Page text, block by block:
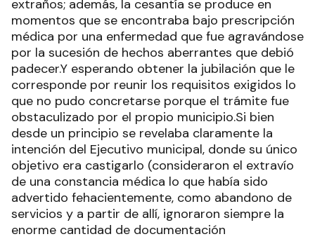
extraños; además, la cesantía se produce en
momentos que se encontraba bajo prescripción
médica por una enfermedad que fue agravándose
por la sucesión de hechos aberrantes que debió
padecer.Y esperando obtener la jubilación que le
corresponde por reunir los requisitos exigidos lo
que no pudo concretarse porque el trámite fue
obstaculizado por el propio municipio.Si bien
desde un principio se revelaba claramente la
intención del Ejecutivo municipal, donde su único
objetivo era castigarlo (consideraron el extravío
de una constancia médica lo que había sido
advertido fehacientemente, como abandono de
servicios y a partir de allí, ignoraron siempre la
enorme cantidad de documentación